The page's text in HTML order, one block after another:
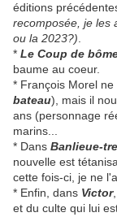
éditions
recomposée, je les
ou la 2023?)
* Le Coup de
baume au coeur.
* François Morel
bateau), mais il
ans (personnage
marins...
* Dans Banlieue-
nouvelle est
cette fois-ci, je ne
* Enfin, dans Victor
et du culte qui lui